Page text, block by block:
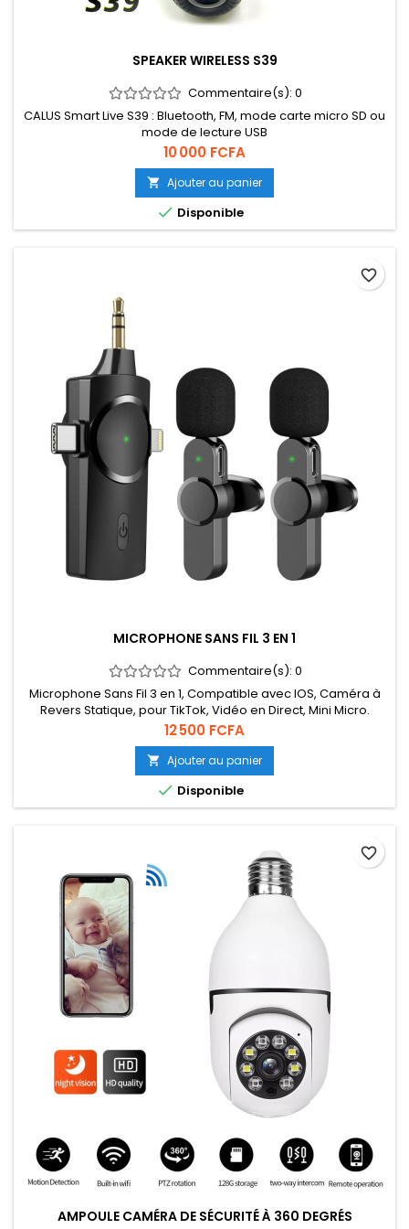
SPEAKER WIRELESS S39
Commentaire(s): 0
CALUS Smart Live S39 : Bluetooth, FM, mode carte micro SD ou
mode de lecture USB
Prix
10 000 FCFA
 Ajouter au panier
 Disponible
MICROPHONE SANS FIL 3 EN 1
Commentaire(s): 0
Microphone Sans Fil 3 en 1, Compatible avec IOS, Caméra à
Revers Statique, pour TikTok, Vidéo en Direct, Mini Micro.
Prix
12 500 FCFA
 Ajouter au panier
 Disponible
favorite_border
AMPOULE CAMÉRA DE SÉCURITÉ À 360 DEGRÉS
favorite_border